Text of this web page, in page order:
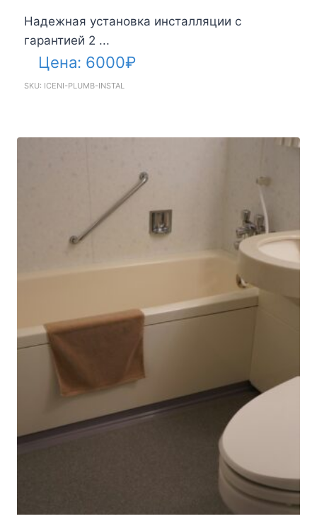
Надежная установка инсталляции с
гарантией 2 ...
Цена: 6000₽
SKU: ICENI-PLUMB-INSTAL